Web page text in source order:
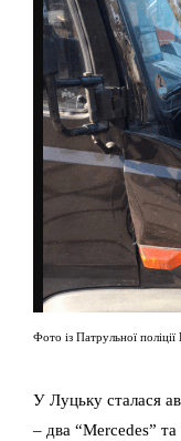
Фото із Патрульної поліції
У Луцьку сталася
– два “Mercedes”